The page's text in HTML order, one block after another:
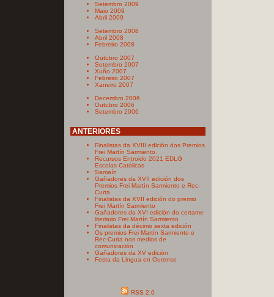
Setembro 2009
Maio 2009
Abril 2009
Setembro 2008
Abril 2008
Febreiro 2008
Outubro 2007
Setembro 2007
Xuño 2007
Febreiro 2007
Xaneiro 2007
Decembro 2006
Outubro 2006
Setembro 2006
ANTERIORES
Finalistas da XVIII edición dos Premios
Frei Martín Sarmiento.
Recursos Entroido 2021 EDLG
Escolas Católicas
Samaín
Gañadores da XVII edición dos
Premios Frei Martín Sarmiento e Rec-
Curta
Finalistas da XVII edición do premio
Frei Martín Sarmiento
Gañadores da XVI edición do certame
literiario Frei Martín Sarmiento
Finalistas da décimo sexta edición
Os premios Frei Martín Sarmiento e
Rec-Curta nos medios de
comunicación
Gañadores da XV edición
Festa da Lingua en Ourense
RSS 2.0